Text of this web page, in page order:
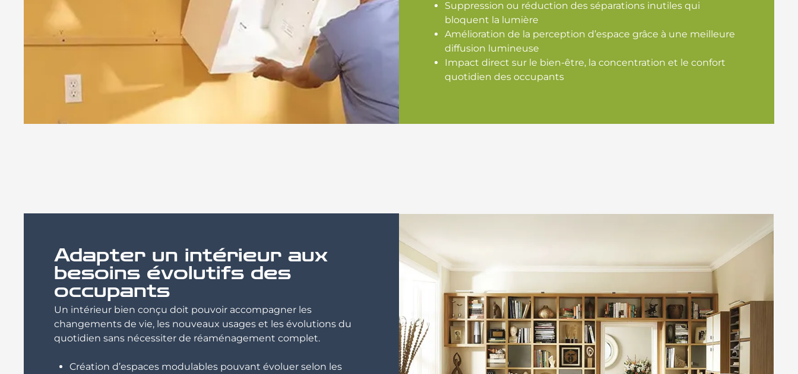
Suppression ou réduction des séparations inutiles qui
bloquent la lumière
Amélioration de la perception d’espace grâce à une meilleure
diffusion lumineuse
Impact direct sur le bien-être, la concentration et le confort
quotidien des occupants
Adapter un intérieur aux
besoins évolutifs des
occupants
Un intérieur bien conçu doit pouvoir accompagner les
changements de vie, les nouveaux usages et les évolutions du
quotidien sans nécessiter de réaménagement complet.
Création d’espaces modulables pouvant évoluer selon les